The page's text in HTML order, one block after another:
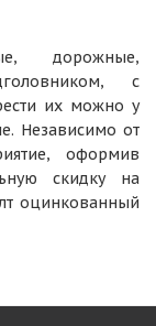
дорожные,
с
их можно у
Независимо от
оформив
скидку на
оцинкованный